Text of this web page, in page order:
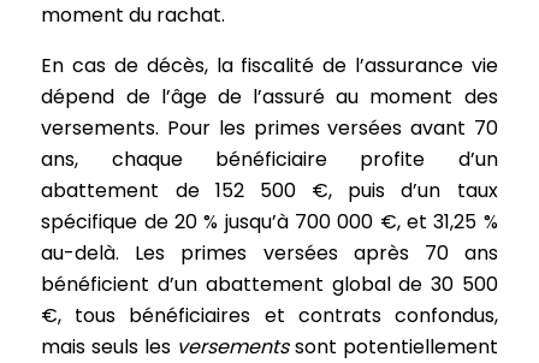
moment du rachat.
En cas de décès, la fiscalité de l’assurance vie
dépend de l’âge de l’assuré au moment des
versements. Pour les primes versées avant 70
ans, chaque bénéficiaire profite d’un
abattement de 152 500 €, puis d’un taux
spécifique de 20 % jusqu’à 700 000 €, et 31,25 %
au-delà. Les primes versées après 70 ans
bénéficient d’un abattement global de 30 500
€, tous bénéficiaires et contrats confondus,
mais seuls les versementssont potentiellement